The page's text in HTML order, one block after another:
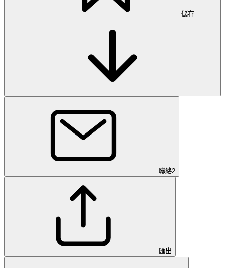
儲存
聯絡2
匯出